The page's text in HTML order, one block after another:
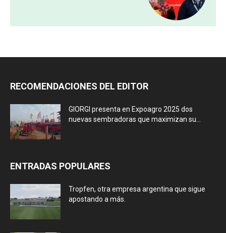
RECOMENDACIONES DEL EDITOR
GIORGI presenta en Expoagro 2025 dos
nuevas sembradoras que maximizan su...
ENTRADAS POPULARES
Tropfen, otra empresa argentina que sigue
apostando a más.